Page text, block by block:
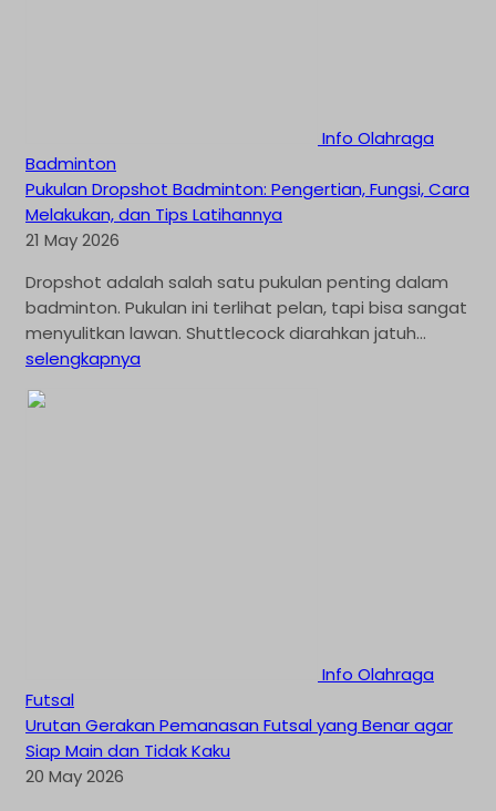
Info Olahraga
Badminton
Pukulan Dropshot Badminton: Pengertian, Fungsi, Cara
Melakukan, dan Tips Latihannya
21 May 2026
Dropshot adalah salah satu pukulan penting dalam
badminton. Pukulan ini terlihat pelan, tapi bisa sangat
menyulitkan lawan. Shuttlecock diarahkan jatuh...
selengkapnya
Info Olahraga
Futsal
Urutan Gerakan Pemanasan Futsal yang Benar agar
Siap Main dan Tidak Kaku
20 May 2026